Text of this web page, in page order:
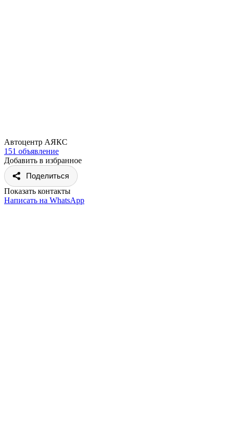
Автоцентр АЯКС
151 объявление
Добавить в избранное
Поделиться
Показать контакты
Написать на WhatsApp